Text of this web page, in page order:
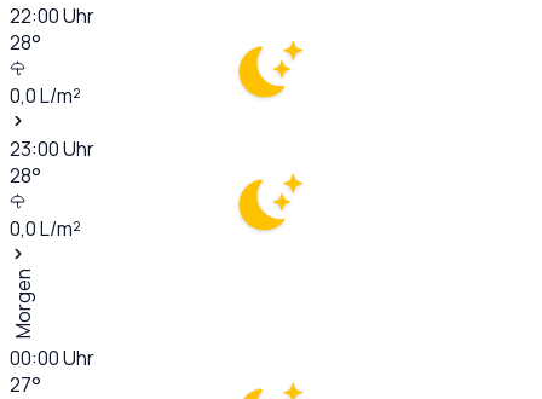
22:00Uhr
28°
0,0L/m²
23:00Uhr
28°
0,0L/m²
Morgen
00:00Uhr
27°